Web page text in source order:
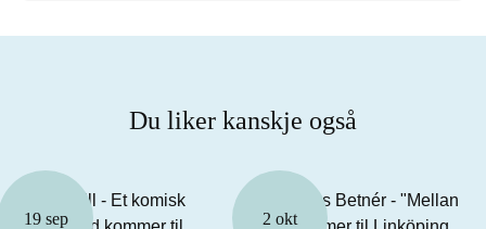
Du liker kanskje også
19 sep 2 okt